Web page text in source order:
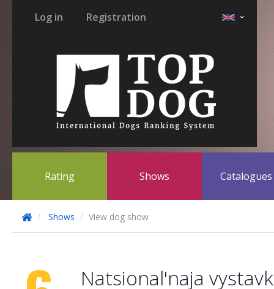
Log in Registration
Rating Shows Catalogues
Shows View dog show
Natsional'naja